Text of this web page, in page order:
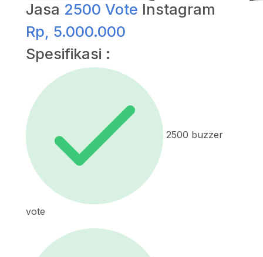
Jasa 2500 Vote Instagram
Rp, 5.000.000
Spesifikasi :
2500 buzzer
vote